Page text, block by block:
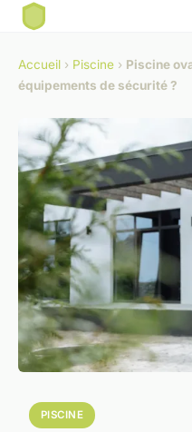
Accueil › Piscine › Piscine
équipements de sécurité ?
PISCINE